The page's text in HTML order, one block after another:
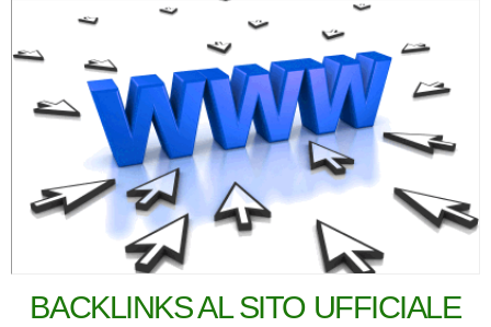
BACKLINKS AL SITO UFFICIALE